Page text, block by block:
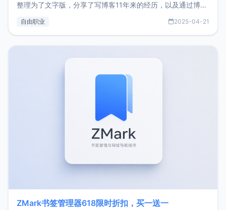
整理为了文字版，分享了写博客11年来的经历，以及通过博客
了我的首个产品ImgURL的真实数据和产品现状。自我介绍大
自由职业 2025-04-21
ZMark书签管理器618限时折扣，买一送一